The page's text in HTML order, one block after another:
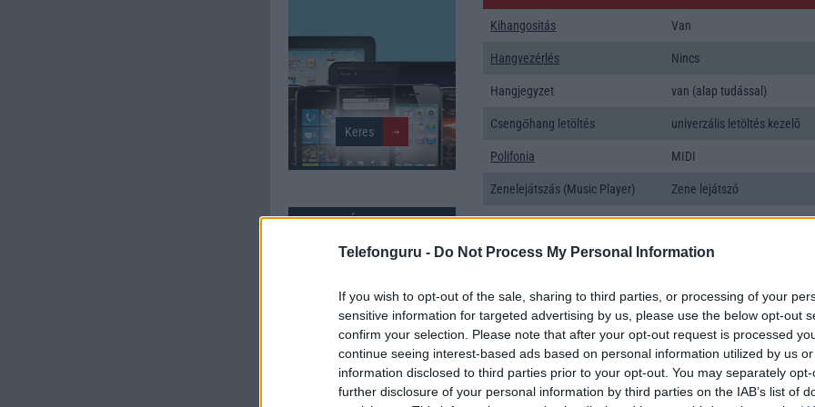
Telefonguru - Do Not Process My Personal Information
If you wish to opt-out of the sale, sharing to third parties, or processing of your
sensitive information for targeted advertising by us, please use the below opt-out
confirm your selection. Please note that after your opt-out request is processed
continue seeing interest-based ads based on personal information utilized by us
information disclosed to third parties prior to your opt-out. You may separately
further disclosure of your personal information by third parties on the IAB’s list of
SZAVAZÁS
Külső: 7.45
Tudás: 7.55
Minőség: 7.73
Értékelés: 7.58 | Szavazatok: 33
Kihangositás Van
Hangvezérlés Nincs
Hangjegyzet van (alap tudással)
Csengőhang letöltés univerzális letöltés kezelõ
Polifonia MIDI
Zenelejátszás (Music Player) Zene lejátszó
Rádió sztereó
Kamera 1x
kamera esetén)
Video lejátszás 480p HD ready lejátszó
MEMÓRIA ÉS TÁRHELY